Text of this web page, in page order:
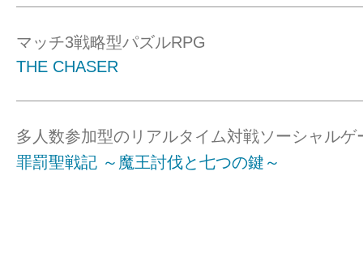
マッチ3戦略型パズルRPG
THE CHASER
多人数参加型のリアルタイム対戦ソーシャルゲ
罪罰聖戦記 ～魔王討伐と七つの鍵～